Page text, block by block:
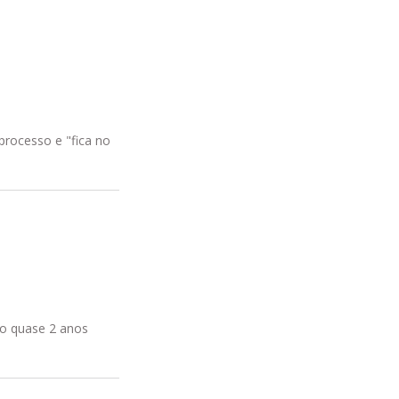
e "fica no
quase 2 anos